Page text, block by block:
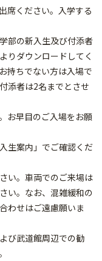
席ください。入学する
部の新入生及び付添者
りダウンロードしてく
持ちでない方は入場で
添者は2名までとさせ
お早目のご入場をお願
生案内」でご確認くだ
い。車両でのご来場は
い。なお、混雑緩和の
わせはご遠慮願いま
び武道館周辺での勧